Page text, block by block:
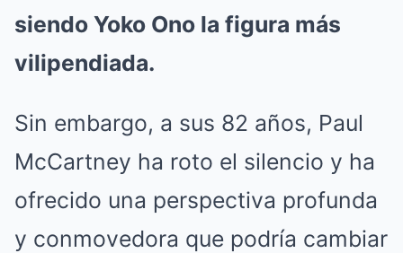
siendo Yoko Ono la figura más
vilipendiada.
Sin embargo, a sus 82 años, Paul
McCartney ha roto el silencio y ha
ofrecido una perspectiva profunda
y conmovedora que podría cambiar